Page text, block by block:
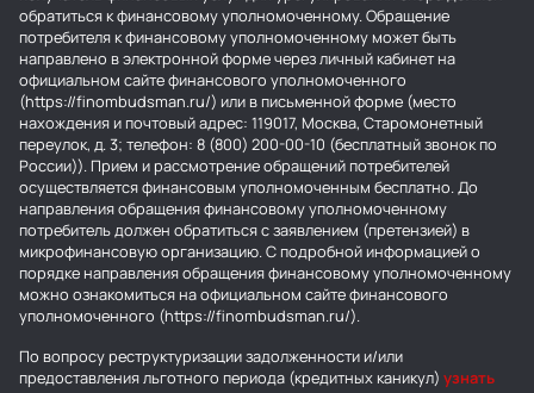
обратиться к финансовому уполномоченному. Обращение
потребителя к финансовому уполномоченному может быть
направлено в электронной форме через личный кабинет на
официальном сайте финансового уполномоченного
(https://finombudsman.ru/) или в письменной форме (место
нахождения и почтовый адрес: 119017, Москва, Старомонетный
переулок, д. 3; телефон: 8 (800) 200-00-10 (бесплатный звонок по
России)). Прием и рассмотрение обращений потребителей
осуществляется финансовым уполномоченным бесплатно. До
направления обращения финансовому уполномоченному
потребитель должен обратиться с заявлением (претензией) в
микрофинансовую организацию. С подробной информацией о
порядке направления обращения финансовому уполномоченному
можно ознакомиться на официальном сайте финансового
уполномоченного (https://finombudsman.ru/).
По вопросу реструктуризации задолженности и/или
предоставления льготного периода (кредитных каникул) узнать